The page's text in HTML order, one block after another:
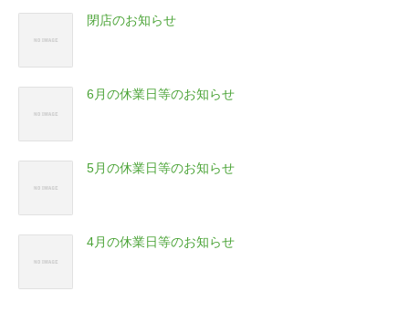
閉店のお知らせ
6月の休業日等のお知らせ
5月の休業日等のお知らせ
4月の休業日等のお知らせ